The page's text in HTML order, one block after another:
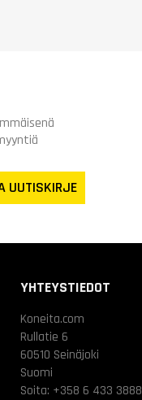
UUTISKIRJE
YHTEYSTIEDOT
Koneita.com
Rullatie 6
60510 Seinäjoki
Suomi
Soita: +358 6 433 3888